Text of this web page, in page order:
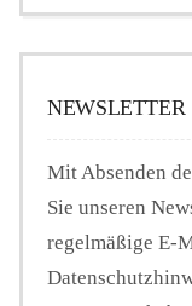
NEWSLETTER
Mit Absenden
Sie unseren
regelmäßige E-